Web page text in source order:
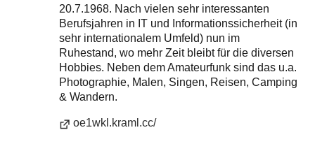
20.7.1968. Nach vielen sehr interessanten
Berufsjahren in IT und Informationssicherheit (in
sehr internationalem Umfeld) nun im
Ruhestand, wo mehr Zeit bleibt für die diversen
Hobbies. Neben dem Amateurfunk sind das u.a.
Photographie, Malen, Singen, Reisen, Camping
& Wandern.
oe1wkl.kraml.cc/